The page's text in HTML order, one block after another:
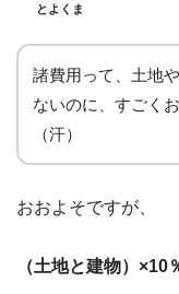
とよくま
諸費用って、土地
ないのに、すごく
（汗）
おおよそですが、
（土地と建物）×10